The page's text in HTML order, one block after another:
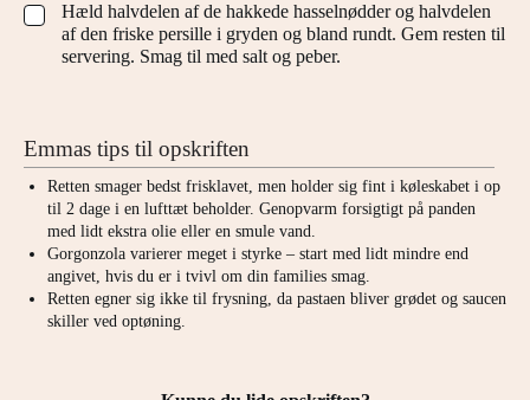
▢
Hæld halvdelen af de hakkede hasselnødder og halvdelen
af den friske persille i gryden og bland rundt. Gem resten til
servering. Smag til med salt og peber.
Emmas tips til opskriften
Retten smager bedst frisklavet, men holder sig fint i køleskabet i op
til 2 dage i en lufttæt beholder. Genopvarm forsigtigt på panden
med lidt ekstra olie eller en smule vand.
Gorgonzola varierer meget i styrke – start med lidt mindre end
angivet, hvis du er i tvivl om din families smag.
Retten egner sig ikke til frysning, da pastaen bliver grødet og saucen
skiller ved optøning.